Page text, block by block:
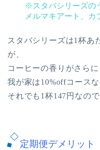
※スタバシリーズの
メルマキアート、カ
スタバシリーズは1杯あ
が、
コーヒーの香りがさら
我が家は10%offコースな
それでも1杯147円なの
定期便デメリット